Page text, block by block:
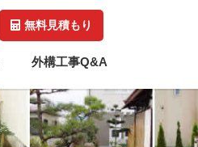
無料見積もり
外構工事Q&A